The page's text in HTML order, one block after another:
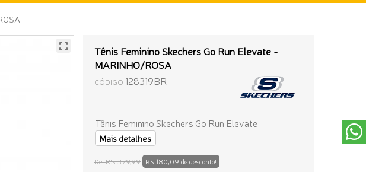
Tênis Feminino Skechers Go Run Elevate -
MARINHO/ROSA
CÓDIGO 128319BR
Tênis Feminino Skechers Go Run Elevate
Mais detalhes
De:R$ 379,99 R$ 180,09 de desconto!